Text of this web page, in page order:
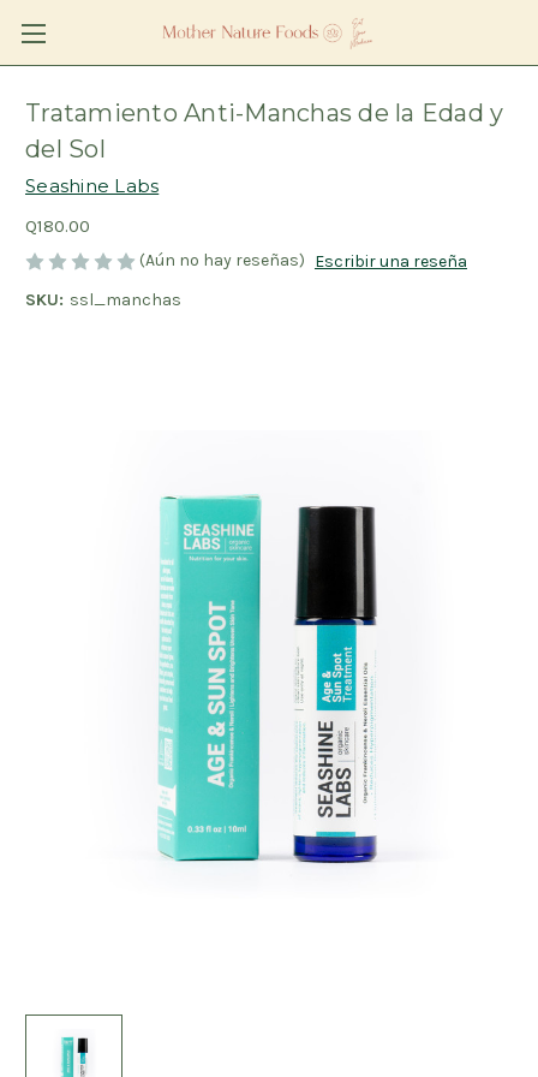
Tratamiento Anti-Manchas de la Edad y
del Sol
Seashine Labs
Q180.00
(Aún no hay reseñas) Escribir una reseña
SKU: ssl_manchas